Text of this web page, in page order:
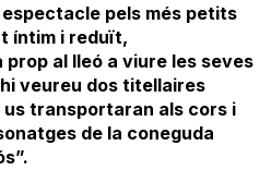
pels més petits
íntim i reduït,
al lleó a viure les seves
veureu dos titellaires
transportaran als cors i
de la coneguda